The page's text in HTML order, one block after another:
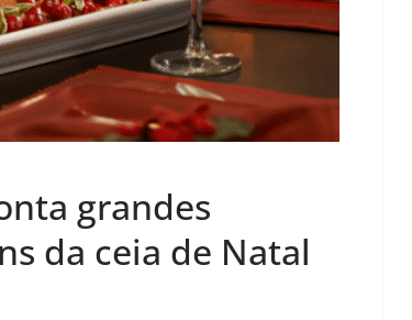
grandes
da ceia de Natal